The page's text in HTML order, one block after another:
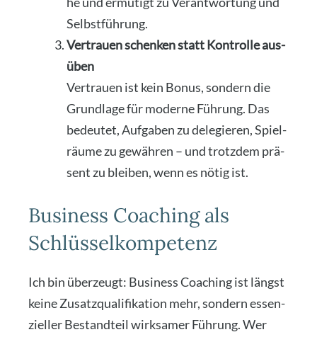
Selbst­füh­rung.
Ver­trau­en schen­ken statt Kon­trol­le aus­
üben
Ver­trau­en ist kein Bonus, son­dern die
Grund­la­ge für moder­ne Füh­rung. Das
bedeu­tet, Auf­ga­ben zu dele­gie­ren, Spiel­
räu­me zu gewäh­ren – und trotz­dem prä­
sent zu blei­ben, wenn es nötig ist.
Business Coaching als
Schlüsselkompetenz
Ich bin über­zeugt: Busi­ness Coa­ching ist längst
kei­ne Zusatz­qua­li­fi­ka­ti­on mehr, son­dern essen­
zi­el­ler Bestand­teil wirk­sa­mer Füh­rung. Wer